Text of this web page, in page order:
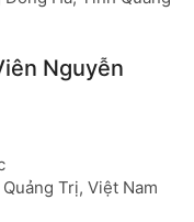
Nguyễn
Trị, Việt Nam